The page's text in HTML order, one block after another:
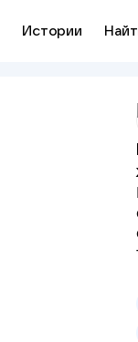
Истории